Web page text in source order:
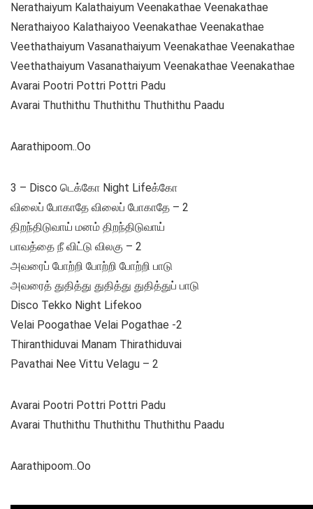
Nerathaiyum Kalathaiyum Veenakathae Veenakathae
Nerathaiyoo Kalathaiyoo Veenakathae Veenakathae
Veethathaiyum Vasanathaiyum Veenakathae Veenakathae
Veethathaiyum Vasanathaiyum Veenakathae Veenakathae
Avarai Pootri Pottri Pottri Padu
Avarai Thuthithu Thuthithu Thuthithu Paadu
Aarathipoom..Oo
3 – Disco டெக்கோ Night Lifeக்கோ
விலைப் போகாதே விலைப் போகாதே – 2
திறந்திடுவாய் மனம் திறந்திடுவாய்
பாவத்தை நீ விட்டு விலகு – 2
அவரைப் போற்றி போற்றி போற்றி பாடு
அவரைத் துதித்து துதித்து துதித்துப் பாடு
Disco Tekko Night Lifekoo
Velai Poogathae Velai Pogathae -2
Thiranthiduvai Manam Thirathiduvai
Pavathai Nee Vittu Velagu – 2
Avarai Pootri Pottri Pottri Padu
Avarai Thuthithu Thuthithu Thuthithu Paadu
Aarathipoom..Oo